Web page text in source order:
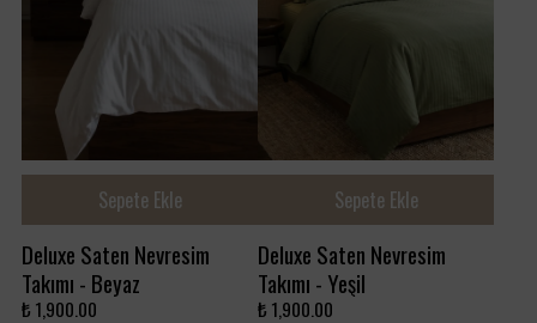
Sepete Ekle
Deluxe Saten Nevresim
Takımı - Beyaz
₺ 1,900.00
Sepete Ekle
Deluxe Saten Nevresim
Takımı - Yeşil
₺ 1,900.00